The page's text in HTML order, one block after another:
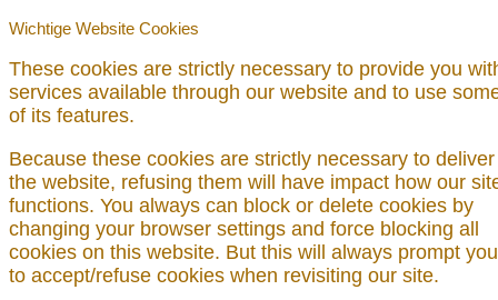
Wichtige Website Cookies
These cookies are strictly necessary to provide you
services available through our website and to use
of its features.
Because these cookies are strictly necessary to deliver
the website, refusing them will have impact how our
functions. You always can block or delete cookies by
changing your browser settings and force blocking all
cookies on this website. But this will always prompt you
to accept/refuse cookies when revisiting our site.